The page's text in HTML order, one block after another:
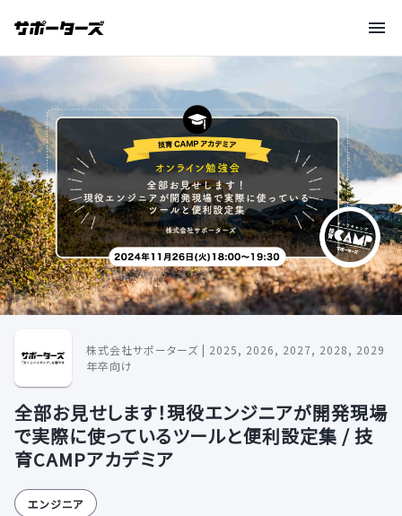
株式会社サポーターズ | 2025, 2026, 2027, 2028, 2029
年卒向け
全部お見せします！現役エンジニアが開発現場
で実際に使っているツールと便利設定集 / 技
育CAMPアカデミア
エンジニア